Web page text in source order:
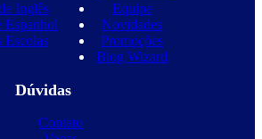
Inglês
Espanhol
Escolas
Equipe
Novidades
Promoções
Blog Wizard
Dúvidas
Contato